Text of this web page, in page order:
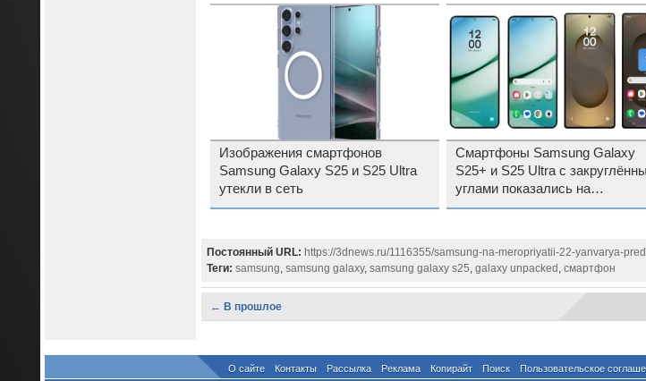
Изображения смартфонов
Samsung Galaxy S25 и S25 Ultra
утекли в сеть
Смартфоны Samsung Galaxy
S25+ и S25 Ultra с
углами показались на
качественных изображениях
Постоянный URL: https://3dnews.ru/1116355/samsung-na-meropriyatii-22-yanvarya-
Теги: samsung, samsung galaxy, samsung galaxy s25, galaxy unpacked , смартфон
← В прошлое
О сайте Контакты Рассылка Реклама Копирайт Поиск Пользовательское